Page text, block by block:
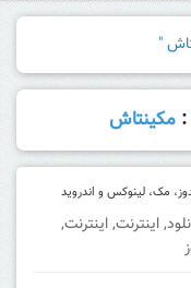
"
:مکینتاش
,اینترنت,اینترنت,